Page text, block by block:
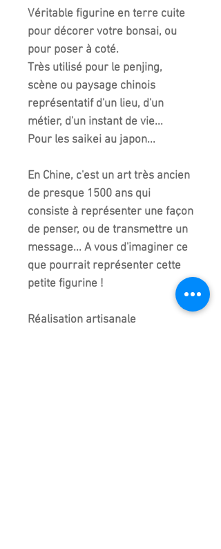
Véritable figurine en terre cuite
pour décorer votre bonsai, ou
pour poser à coté.
Très utilisé pour le penjing,
scène ou paysage chinois
représentatif d'un lieu, d'un
métier, d'un instant de vie...
Pour les saikei au japon...
En Chine, c'est un art très ancien
de presque 1500 ans qui
consiste à représenter une façon
de penser, ou de transmettre un
message... A vous d'imaginer ce
que pourrait représenter cette
petite figurine !
Réalisation artisanale